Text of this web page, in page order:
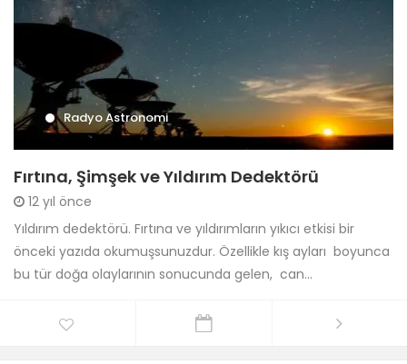
Radyo Astronomi
Fırtına, Şimşek ve Yıldırım Dedektörü
12 yıl önce
Yıldırım dedektörü. Fırtına ve yıldırımların yıkıcı etkisi bir
önceki yazıda okumuşsunuzdur. Özellikle kış ayları boyunca
bu tür doğa olaylarının sonucunda gelen, can...